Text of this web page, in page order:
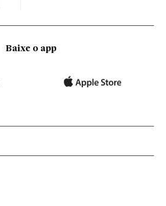
Baixe o app